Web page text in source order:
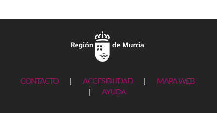
CONTACTO ACCESIBILIDAD
MAPA WEB
AYUDA